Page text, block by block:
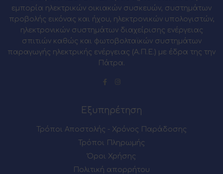
εμπορία ηλεκτρικών οικιακών συσκευών, συστημάτων
προβολής εικόνας και ήχου, ηλεκτρονικών υπολογιστών,
ηλεκτρονικών συστημάτων διαχείρισης ενέργειας
σπιτιών καθώς και φωτοβολταϊκών συστημάτων
παραγωγής ηλεκτρικής ενέργειας (Α.Π.Ε.) με έδρα της την
Πάτρα.
Εξυπηρέτηση
Τρόποι Αποστολής - Χρόνος Παράδοσης
Τρόποι Πληρωμής
Όροι Χρήσης
Πολιτική απορρήτου